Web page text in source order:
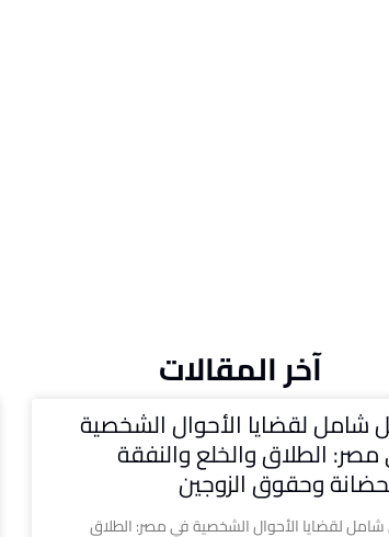
آخر المقالات
شامل لقضايا الأحوال الشخصية
الطلاق والخلع والنفقة
وحقوق الزوجين
شامل لقضايا الأحوال الشخصية في مصر: الطلاق